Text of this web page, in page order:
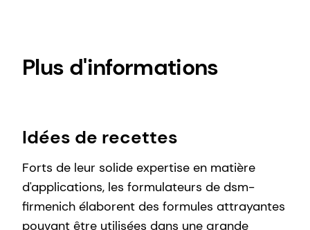
Plus d'informations
Idées de recettes
Forts de leur solide expertise en matière
d'applications, les formulateurs de dsm-
firmenich élaborent des formules attrayantes
pouvant être utilisées dans une grande